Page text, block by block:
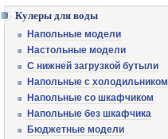
Кулеры для воды
Напольные модели
Настольные модели
С нижней загрузкой бутыли
Напольные с холодильником
Напольные со шкафчиком
Напольные без шкафчика
Бюджетные модели